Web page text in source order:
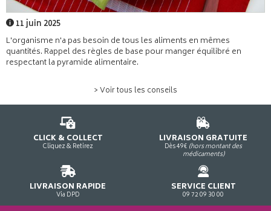
11 juin 2025
L'organisme n'a pas besoin de tous les aliments en mêmes
quantités. Rappel des règles de base pour manger équilibré en
respectant la pyramide alimentaire.
> Voir tous les conseils
CLICK & COLLECT
Cliquez & Retirez
LIVRAISON GRATUITE
Dès 49€ (hors montant des
médicaments)
LIVRAISON RAPIDE
Via DPD
SERVICE CLIENT
09 72 09 30 00